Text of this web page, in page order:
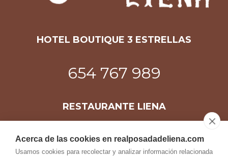
Acerca de las cookies en realposadadeliena.com
Usamos cookies para recolectar y analizar información relacionada
HOTEL BOUTIQUE 3 ESTRELLAS
654 767 989
RESTAURANTE LIENA
634 150 208